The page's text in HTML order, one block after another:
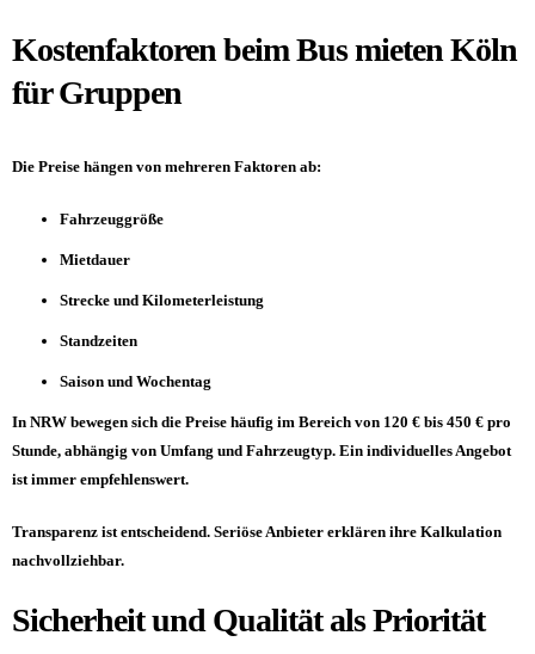
Kostenfaktoren beim Bus mieten Köln
für Gruppen
Die Preise hängen von mehreren Faktoren ab:
Fahrzeuggröße
Mietdauer
Strecke und Kilometerleistung
Standzeiten
Saison und Wochentag
In NRW bewegen sich die Preise häufig im Bereich von 120 € bis 450 € pro
Stunde, abhängig von Umfang und Fahrzeugtyp. Ein individuelles Angebot
ist immer empfehlenswert.
Transparenz ist entscheidend. Seriöse Anbieter erklären ihre Kalkulation
nachvollziehbar.
Sicherheit und Qualität als Priorität